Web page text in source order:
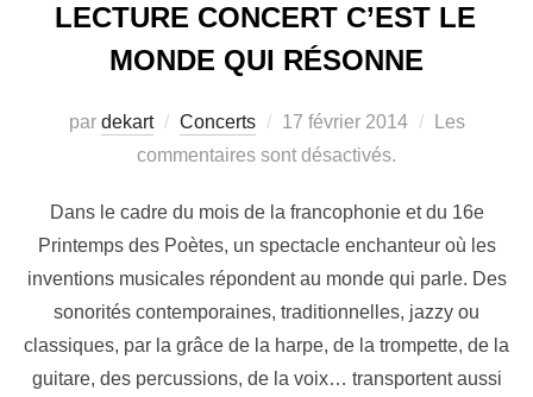
LECTURE CONCERT C’EST LE
MONDE QUI RÉSONNE
par dekart Concerts 17 février 2014
Les
commentaires sont désactivés.
Dans le cadre du mois de la francophonie et du 16e
Printemps des Poètes, un spectacle enchanteur où les
inventions musicales répondent au monde qui parle. Des
sonorités contemporaines, traditionnelles, jazzy ou
classiques, par la grâce de la harpe, de la trompette, de la
guitare, des percussions, de la voix… transportent aussi